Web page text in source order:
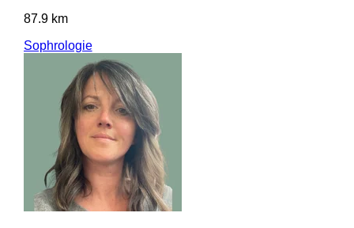
87.9 km
Sophrologie